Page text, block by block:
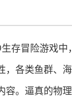
存冒险游戏
各类鱼群、
。逼真的物